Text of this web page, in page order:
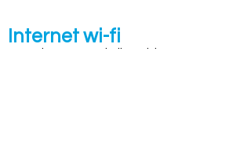
Internet wi-fi
Gratuito per tutti gli ospiti